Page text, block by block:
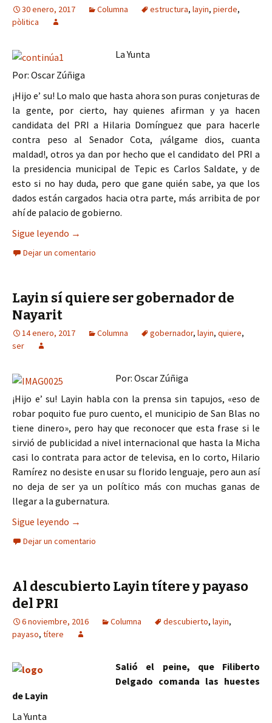
30 enero, 2017 Columna estructura, layin, pierde,
pòlitica
La Yunta
Por: Oscar Zúñiga
¡Hijo e’ su! Lo malo que hasta ahora son puras conjeturas de
la gente, por cierto, hay quienes afirman y ya hacen
candidata del PRI a Hilaria Domínguez que para hacerle
contra peso al Senador Cota, ¡válgame dios, cuanta
maldad!, otros ya dan por hecho que el candidato del PRI a
la presidencia municipal de Tepic es Carlos Saldate, y de
esto si no hay duda, pero que gane quién sabe, ya que los
dados están cargados hacia otra parte, más arribita de por
ahí de palacio de gobierno.
Sigue leyendo Pierde Layín su estructura política en Bahía de
→
Dejar un comentario
Layin sí quiere ser gobernador de
Nayarit
14 enero, 2017 Columna gobernador, layin, quiere,
ser
Por: Oscar Zúñiga
¡Hijo e’ su! Layin habla con la prensa sin tapujos, «eso de
robar poquito fue puro cuento, el municipio de San Blas no
tiene dinero», pero hay que reconocer que esta frase si le
sirvió de publicidad a nivel internacional que hasta la Micha
casi lo contrata para actor de televisa, en lo corto, Hilario
Ramírez no desiste en usar su florido lenguaje, pero aun así
no deja de ser ya un político más con muchas ganas de
llegar a la gubernatura.
Sigue leyendo Layin sí quiere ser gobernador de Nayarit
→
Dejar un comentario
Al descubierto Layin títere y payaso
del PRI
6 noviembre, 2016 Columna descubierto, layin,
payaso, títere
Salió el peine, que Filiberto
Delgado comanda las huestes
de Layin
La Yunta